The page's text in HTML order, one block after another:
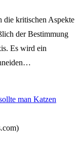
die kritischen Aspekte
der Bestimmung
Es wird ein